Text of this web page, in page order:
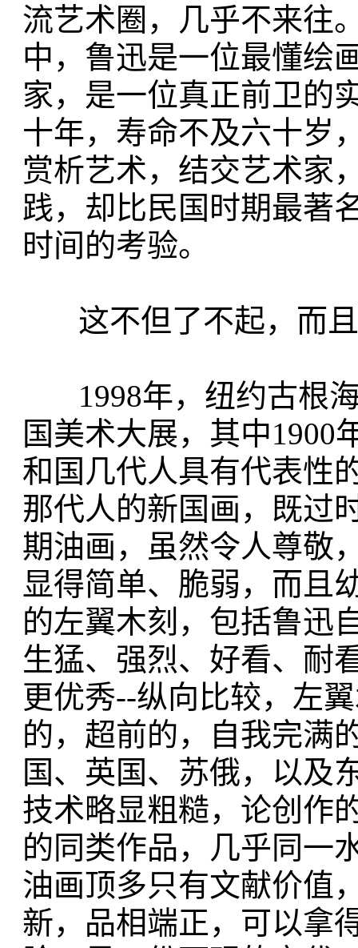
流艺术圈，几乎不来往
中，鲁迅是一位最懂绘
家，是一位真正前卫的
十年，寿命不及六十岁
赏析艺术，结交艺术家
践，却比民国时期最著
时间的考验。
这不但了不起，而且
1998年，纽约古根海
国美术大展，其中1900
和国几代人具有代表性
那代人的新国画，既过
期油画，虽然令人尊敬
显得简单、脆弱，而且
的左翼木刻，包括鲁迅
生猛、强烈、好看、耐
更优秀--纵向比较，左
的，超前的，自我完满
国、英国、苏俄，以及
技术略显粗糙，论创作
的同类作品，几乎同一
油画顶多只有文献价值
新，品相端正，可以拿